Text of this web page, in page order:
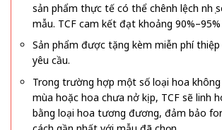
sản phẩm thực tế có thể chênh lệch nhẹ
mẫu. TCF cam kết đạt khoảng
Sản phẩm được tặng kèm miễn phí
yêu cầu.
Trong trường hợp một số loại hoa
mùa hoặc hoa chưa nở kịp, TCF sẽ linh
bằng loại hoa tương đương, đảm bảo